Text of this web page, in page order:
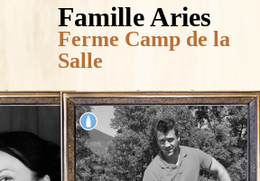
Famille Aries
Ferme Camp de la
Salle